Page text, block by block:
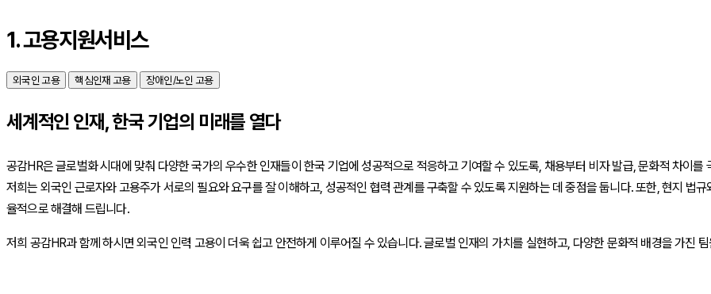
1. 고용지원서비스
외국인 고용 핵심인재 고용 장애인/노인 고용
세계적인 인재, 한국 기업의 미래를 열다
공감HR은 글로벌화 시대에 맞춰 다양한 국가의 우수한 인재들이 한국 기업에 성공적으로 적응하고 기여할 수 있도록, 채용부터 비자 발급, 문화적 차이
저희는 외국인 근로자와 고용주가 서로의 필요와 요구를 잘 이해하고, 성공적인 협력 관계를 구축할 수 있도록 지원하는 데 중점을 둡니다. 또한, 현지 법
율적으로 해결해 드립니다.
저희 공감HR과 함께 하시면 외국인 인력 고용이 더욱 쉽고 안전하게 이루어질 수 있습니다. 글로벌 인재의 가치를 실현하고, 다양한 문화적 배경을 가진